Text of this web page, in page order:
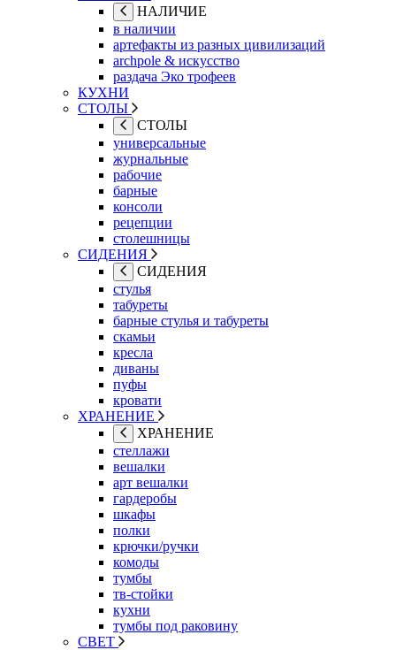
НАЛИЧИЕ
в наличии
артефакты из разных цивилизаций
archpole & искусство
раздача Эко трофеев
КУХНИ
СТОЛЫ
СТОЛЫ
универсальные
журнальные
рабочие
барные
консоли
рецепции
столешницы
СИДЕНИЯ
СИДЕНИЯ
стулья
табуреты
барные стулья и табуреты
скамьи
кресла
диваны
пуфы
кровати
ХРАНЕНИЕ
ХРАНЕНИЕ
стеллажи
вешалки
арт вешалки
гардеробы
шкафы
полки
крючки/ручки
комоды
тумбы
тв-стойки
кухни
тумбы под раковину
СВЕТ